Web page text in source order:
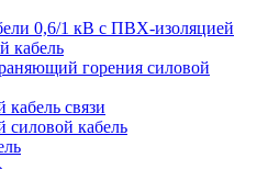
0,6/1 кВ с ПВХ-изоляцией
кабель
горения силовой
связи
силовой кабель